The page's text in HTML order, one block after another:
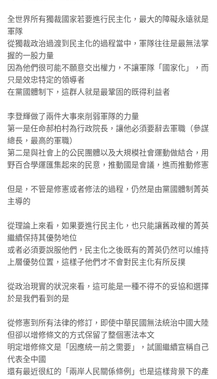
全世界所有獨裁國家若要進行民主化，最大的障礙永遠就是
軍隊
從獨裁政治過渡到民主化的過程當中，軍隊往往是最無法掌
握的一股力量
因為他們很可能不願意交出權力，不讓軍隊「國家化」，而
只是效忠特定的領導者
在黨國體制下，這群人就是最鞏固的既得利益者
李登輝做了兩件大事來削弱軍隊的力量
第一是任命郝柏村為行政院長，讓他必須要辭去軍職（參謀
總長，最高的軍職）
第二是與社會上的公民團體以及大規模社會運動做結合，用
野百合學運匯集起來的民意，推動國是會議，進而推動修憲
但是，不管是修憲或者修法的過程，仍然是由黨國體制菁英
主導的
從理論上來看，如果要進行民主化，也只能讓舊政權的菁英
繼續保持其優勢地位
或者必須要說服他們，民主化之後既有的菁英仍然可以維持
上層優勢位置，這樣子他們才不會對民主化有所反撲
從政治現實的狀況來看，這可能是一種不得不的妥協和選擇
於是我們看到的是
從修憲到所有法律的修訂，即使中華民國無法統治中國大陸
但卻以增修條文的方式保留了整個憲法本文
明定增修條文是「因應統一前之需要」，試圖繼續宣稱自己
代表全中國
還有最近很紅的「兩岸人民關係條例」也是這樣背景下的產